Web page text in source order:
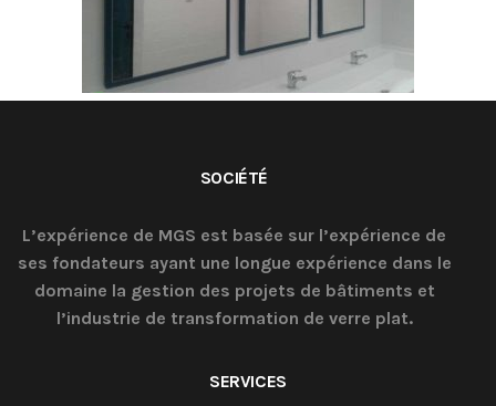
SOCIÉTÉ
L’expérience de MGS est basée sur l’expérience de
ses fondateurs ayant une longue expérience dans le
domaine la gestion des projets de bâtiments et
l’industrie de transformation de verre plat.
SERVICES